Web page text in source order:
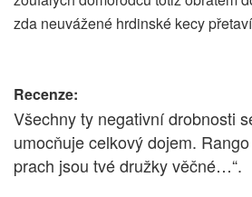
zda neuvážené hrdinské kecy
Recenze:
Všechny ty negativní drobnosti
umocňuje celkový dojem.
prach jsou tvé družky věčné…“.